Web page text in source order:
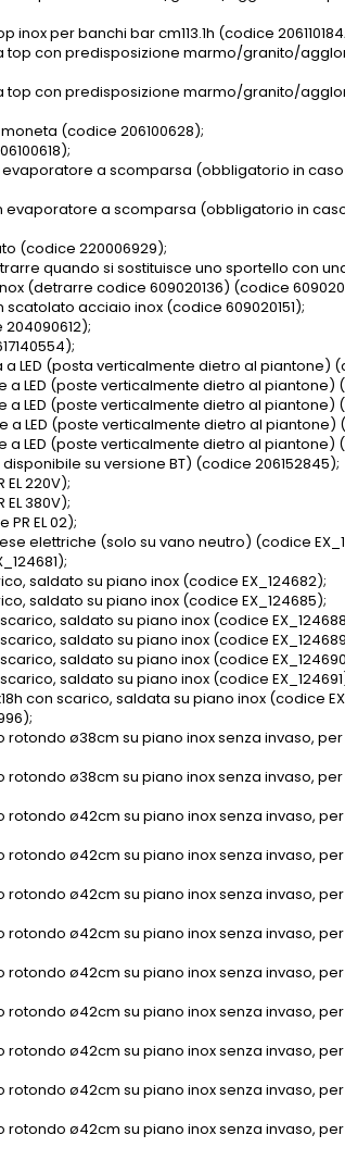
per banchi bar cm113.1h (codice
top con predisposizione marmo/granito/
top con predisposizione marmo/granito/
(codice 206100628);
evaporatore a scomparsa (obbligatorio in
evaporatore a scomparsa (obbligatorio in
(codice 220006929);
quando si sostituisce uno sportello con
(detrarre codice 609020136) (codice
acciaio inox (codice 609020151);
LED (posta verticalmente dietro al piantone)
LED (poste verticalmente dietro al piantone)
LED (poste verticalmente dietro al piantone)
LED (poste verticalmente dietro al piantone)
LED (poste verticalmente dietro al piantone)
su versione BT) (codice 206152845);
220V);
380V);
EL 02);
elettriche (solo su vano neutro) (codice
saldato su piano inox (codice EX_124682);
saldato su piano inox (codice EX_124685);
saldato su piano inox (codice
saldato su piano inox (codice
saldato su piano inox (codice
saldato su piano inox (codice
con scarico, saldata su piano inox (codice
ø38cm su piano inox senza invaso,
ø38cm su piano inox senza invaso,
ø42cm su piano inox senza invaso,
ø42cm su piano inox senza invaso,
ø42cm su piano inox senza invaso,
ø42cm su piano inox senza invaso,
ø42cm su piano inox senza invaso,
ø42cm su piano inox senza invaso,
ø42cm su piano inox senza invaso,
ø42cm su piano inox senza invaso,
ø42cm su piano inox senza invaso,